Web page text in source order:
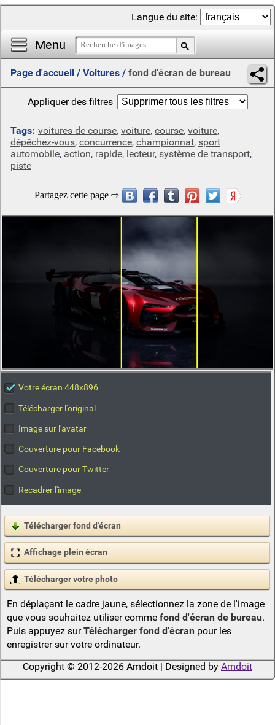
Menu
Langue du site:
Page d'accueil / Voitures / fond d'écran de bureau
Appliquer des filtres
Tags: voitures de course, voiture, course, voiture,
dépêchez-vous, concurrence, championnat, sport
automobile, action, rapide, lecteur, système de transport,
piste
Votre écran 448x896
Télécharger l'original
Image sur l'avatar
Couverture pour Facebook
Couverture pour Twitter
Recadrer l'image
Télécharger fond d'écran
Affichage plein écran
Télécharger votre photo
En déplaçant le cadre jaune, sélectionnez la zone de l'image
que vous souhaitez utiliser comme fond d'écran de bureau.
Puis appuyez surTélécharger fond d'écranpour les
enregistrer sur votre ordinateur.
Copyright © 2012-2026 Amdoit | Designed by Amdoit